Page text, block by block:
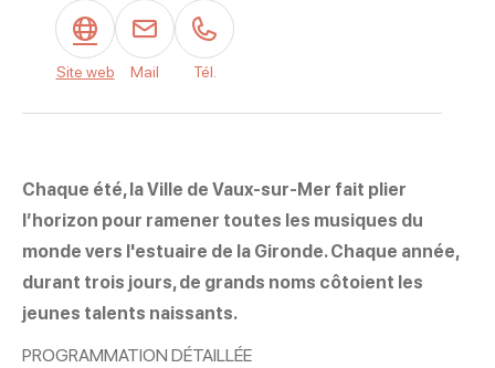
Chaque été, la Ville de Vaux-sur-Mer fait plier
l’horizon pour ramener toutes les musiques du
monde vers l'estuaire de la Gironde. Chaque année,
durant trois jours, de grands noms côtoient les
jeunes talents naissants.
PROGRAMMATION DÉTAILLÉE
Site web Mail Tél.